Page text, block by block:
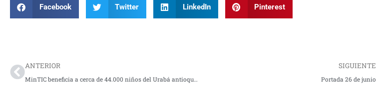
Facebook Twitter LinkedIn Pinterest
ANTERIOR
MinTIC beneficia a cerca de 44.000 niños del Urabá antioqueño con la entrega de 2.800 computadores
SIGUIENTE
Portada 26 de junio